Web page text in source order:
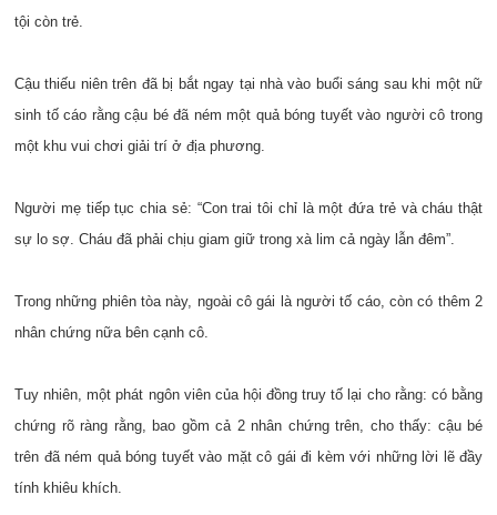
tội còn trẻ.
Cậu thiếu niên trên đã bị bắt ngay tại nhà vào buổi sáng sau khi một nữ
sinh tố cáo rằng cậu bé đã ném một quả bóng tuyết vào người cô trong
một khu vui chơi giải trí ở địa phương.
Người mẹ tiếp tục chia sẻ: “Con trai tôi chỉ là một đứa trẻ và cháu thật
sự lo sợ. Cháu đã phải chịu giam giữ trong xà lim cả ngày lẫn đêm”.
Trong những phiên tòa này, ngoài cô gái là người tố cáo, còn có thêm 2
nhân chứng nữa bên cạnh cô.
Tuy nhiên, một phát ngôn viên của hội đồng truy tố lại cho rằng: có bằng
chứng rõ ràng rằng, bao gồm cả 2 nhân chứng trên, cho thấy: cậu bé
trên đã ném quả bóng tuyết vào mặt cô gái đi kèm với những lời lẽ đầy
tính khiêu khích.